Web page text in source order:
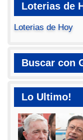
Loterias de
Loterias de Hoy
Buscar con
Lo Ultimo!